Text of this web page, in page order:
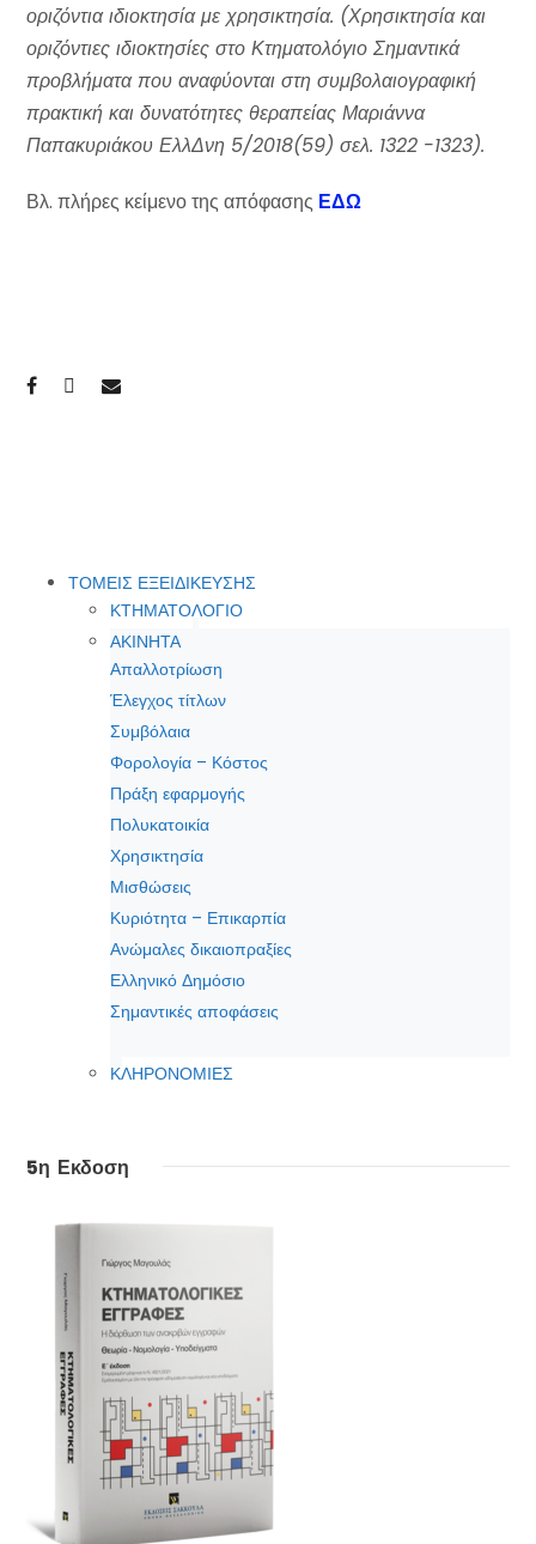
οριζόντια ιδιοκτησία με χρησικτησία. (Χρησικτησία και
οριζόντιες ιδιοκτησίες στο Κτηματολόγιο Σημαντικά
προβλήματα που αναφύονται στη συμβολαιογραφική
πρακτική και δυνατότητες θεραπείας Μαριάννα
Παπακυριάκου ΕλλΔνη 5/2018(59) σελ. 1322 -1323).
Βλ. πλήρες κείμενο της απόφασης ΕΔΩ
ΤΟΜΕΙΣ ΕΞΕΙΔΙΚΕΥΣΗΣ
ΚΤΗΜΑΤΟΛΟΓΙΟ
ΑΚΙΝΗΤΑ
Απαλλοτρίωση
Έλεγχος τίτλων
Συμβόλαια
Φορολογία – Κόστος
Πράξη εφαρμογής
Πολυκατοικία
Χρησικτησία
Μισθώσεις
Κυριότητα – Επικαρπία
Ανώμαλες δικαιοπραξίες
Ελληνικό Δημόσιο
Σημαντικές αποφάσεις
ΚΛΗΡΟΝΟΜΙΕΣ
5η Εκδοση